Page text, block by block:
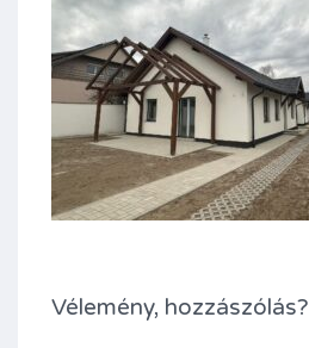
Vélemény, hozzászólás?